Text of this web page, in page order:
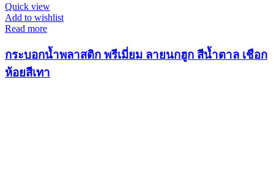
Quick view
Add to wishlist
Read more
กระบอกน้ำพลาสติก พรีเมี่ยม ลายนกฮูก สีน้ำตาล เชือก
ห้อยสีเทา